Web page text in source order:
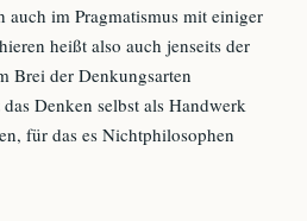
im Pragmatismus mit einiger
heißt also auch jenseits der
Brei der Denkungsarten
Denken selbst als Handwerk
für das es Nichtphilosophen